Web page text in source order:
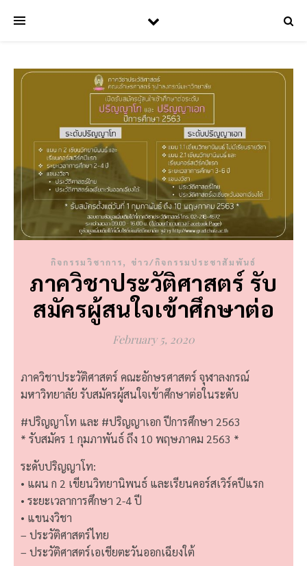
กิจกรรมวิชาการ, ข่าว/กิจกรรมประชาสัมพันธ์
ภาควิชาประวัติศาสตร์ รับ
สมัครผู้สนใจเข้าศึกษาต่อ
February 5, 2020
ภาควิชาประวัติศาสตร์ คณะอักษรศาสตร์ จุฬาลงกรณ์
มหาวิทยาลัย รับสมัครผู้สนใจเข้าศึกษาต่อในระดับ
#ปริญญาโท และ #ปริญญาเอก ปีการศึกษา 2563
* รับสมัคร 1 กุมภาพันธ์ ถึง 10 พฤษภาคม 2563 *
ระดับปริญญาโท:
• แผน ก 2 เขียนวิทยานิพนธ์ และเรียนคอร์สเวิร์คปีแรก
• ระยะเวลาการศึกษา 2-4 ปี
• แขนงวิชา
– ประวัติศาสตร์ไทย
– ประวัติศาสตร์เอเชียตะวันออกเฉียงใต้